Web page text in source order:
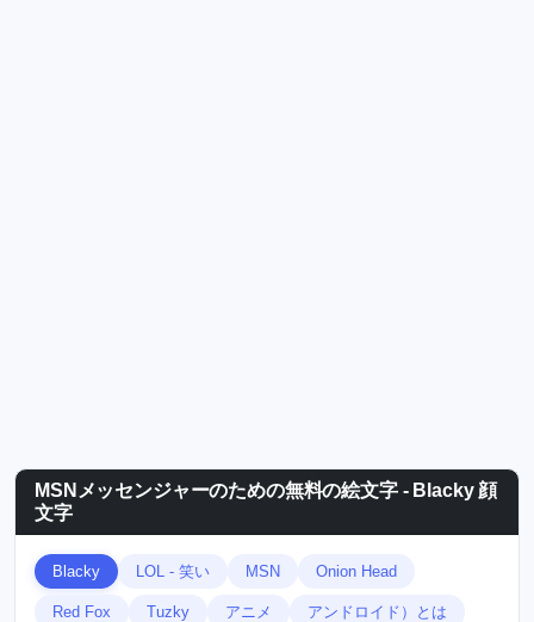
MSNメッセンジャーのための無料の絵文字 - Blacky 顔
文字
Blacky LOL - 笑い MSN Onion Head
Red Fox Tuzky アニメ アンドロイド）とは